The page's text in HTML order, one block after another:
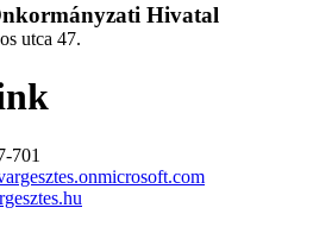
Hivatal
utca 47.
701